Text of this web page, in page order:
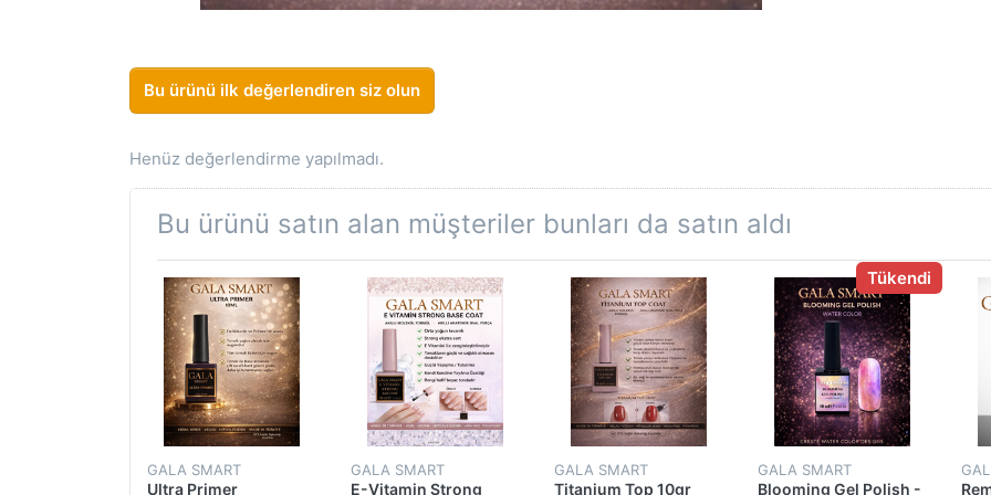
Bu ürünü ilk değerlendiren siz olun
Henüz değerlendirme yapılmadı.
Bu ürünü satın alan müşteriler bunları da satın aldı
GALA SMART
Ultra Primer
GALA SMART
E-Vitamin Strong
GALA SMART
Titanium Top 10gr
GALA SMART
Blooming Gel Polish -
Tükendi